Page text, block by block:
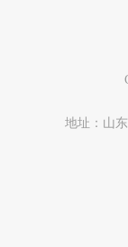
地址：山